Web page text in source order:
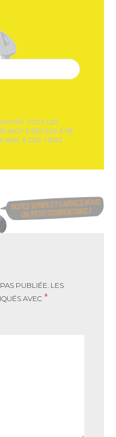
TOUS LES
S'ENGAGE À NE
MAIL À DES TIERS.
PUBLIÉE. LES
AVEC *